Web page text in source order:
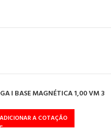
I BASE MAGNÉTICA 1,00 VM 3
ADICIONAR A COTAÇÃO